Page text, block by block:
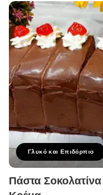
Γλυκό και Επιδόρπιο
Πάστα